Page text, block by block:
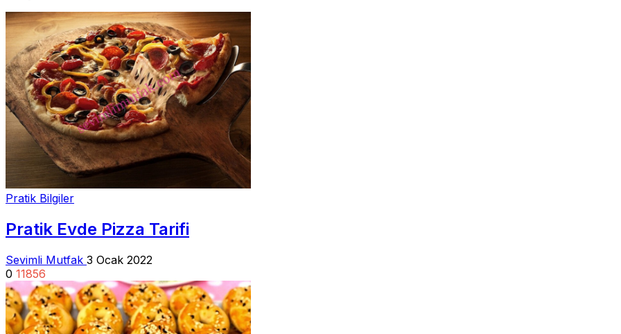
Pratik Bilgiler
Pratik Evde Pizza Tarifi
Sevimli Mutfak 3 Ocak 2022
0 11856